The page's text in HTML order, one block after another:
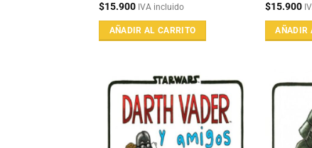
$15.900 IVA incluido
AÑADIR AL CARRITO
$15.900
AÑADIR